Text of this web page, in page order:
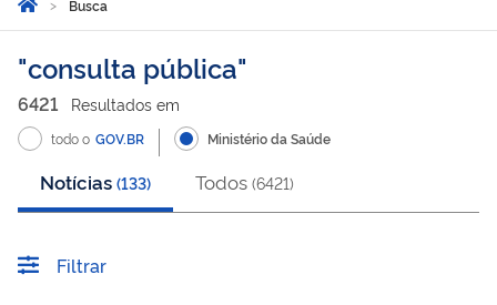
Página Inicial
Busca
Busca
consulta pública
6421 Resultados em
todo o GOV.BR Ministério da Saúde
Notícias (133) Todos (6421)
Filtrar